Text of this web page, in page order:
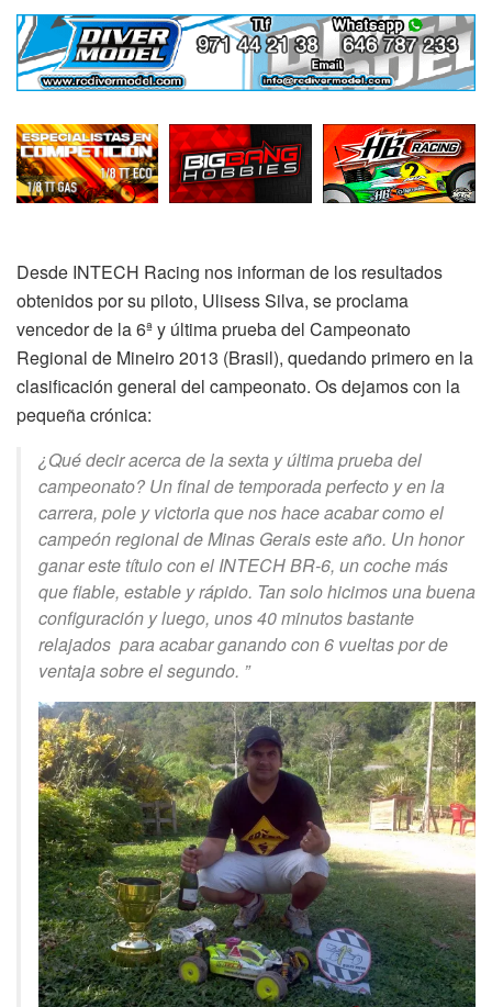
Desde INTECH Racing nos informan de los resultados
obtenidos por su piloto, Ulisess Silva, se proclama
vencedor de la 6ª y última prueba del Campeonato
Regional de Mineiro 2013 (Brasil), quedando primero en la
clasificación general del campeonato. Os dejamos con la
pequeña crónica:
¿Qué decir acerca de la sexta y última prueba del
campeonato? Un final de temporada perfecto y en la
carrera, pole y victoria que nos hace acabar como el
campeón regional de Minas Gerais este año. Un honor
ganar este título con el INTECH BR-6, un coche más
que fiable, estable y rápido. Tan solo hicimos una buena
configuración y luego, unos 40 minutos bastante
relajados para acabar ganando con 6 vueltas por de
ventaja sobre el segundo. ”